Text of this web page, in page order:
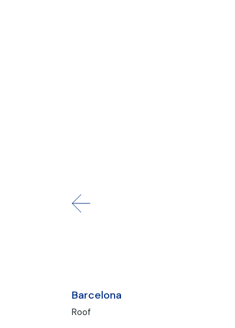
Barcelona
Roof